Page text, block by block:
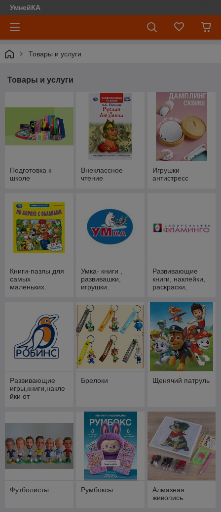
УмнейКА
Товары и услуги
Товары и услуги
Подготовка к
школе
Внеклассное
чтение
Игрушки
антистресс
Книги-пазлы для
самых
маленьких.
Умка- книги ,
развивашки,
игрушки.
Развивающие
книги, наклейки,
раскраски,
Издательство
Фламинго.
Развивающие
игры,книги,накле
йки от
Брелоки Щенячий патруль
Футболисты Румбоксы
Алмазная
живопись.